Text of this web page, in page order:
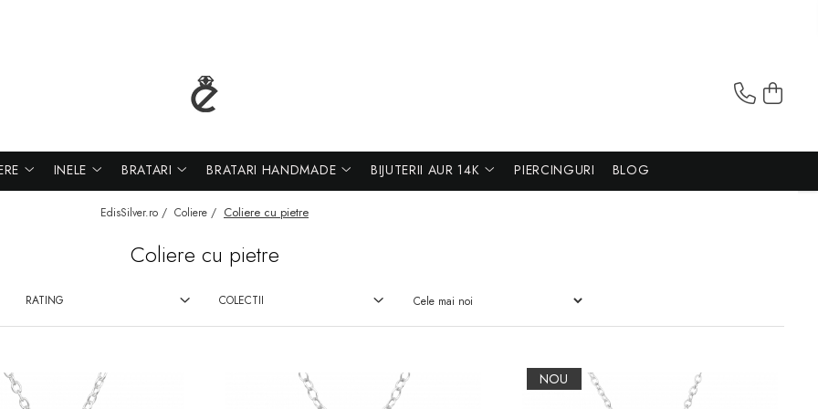
INELE BRATARI BRATARI HANDMADE BIJUTERII AUR 14K PIERCINGURI BLOG
EdisSilver.ro / Coliere / Coliere cu pietre
Coliere cu pietre
RATING COLECTII
NOU